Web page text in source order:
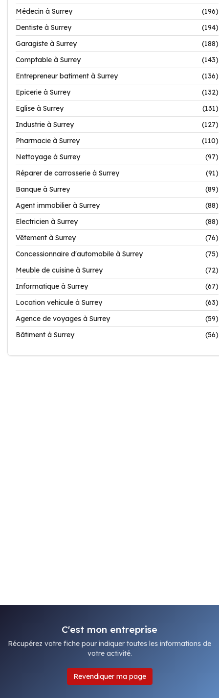
Médecin à Surrey
(196)
Dentiste à Surrey
(194)
Garagiste à Surrey
(188)
Comptable à Surrey
(143)
Entrepreneur batiment à Surrey
(136)
Epicerie à Surrey
(132)
Eglise à Surrey
(131)
Industrie à Surrey
(127)
Pharmacie à Surrey
(110)
Nettoyage à Surrey
(97)
Réparer de carrosserie à Surrey
(91)
Banque à Surrey
(89)
Agent immobilier à Surrey
(88)
Electricien à Surrey
(88)
Vêtement à Surrey
(76)
Concessionnaire d'automobile à Surrey
(75)
Meuble de cuisine à Surrey
(72)
Informatique à Surrey
(67)
Location vehicule à Surrey
(63)
Agence de voyages à Surrey
(59)
Bâtiment à Surrey
(56)
C'est mon entreprise
Récupérez votre fiche pour indiquer toutes les informations de
votre activité.
Revendiquer ma page